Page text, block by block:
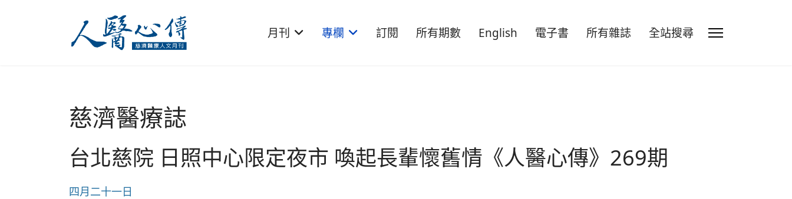
月刊 專欄 訂閱 所有期數 English 電子書 所有雜誌 全站搜尋
慈濟醫療誌
台北慈院 日照中心限定夜市 喚起長輩懷舊情《人醫心傳》269期
四月二十一日